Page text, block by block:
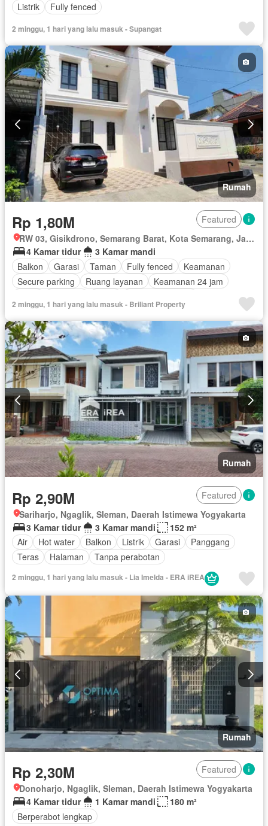
Listrik
Fully fenced
2 minggu, 1 hari yang lalu masuk - Supangat
Rumah
Rp 1,80M
Featured
RW 03, Gisikdrono, Semarang Barat, Kota Semarang, Jawa Tengah
4 Kamar tidur
3 Kamar mandi
Balkon
Garasi Taman Fully fenced
Keamanan
Secure parking
Ruang layanan
Keamanan 24 jam
2 minggu, 1 hari yang lalu masuk - Briliant Property
Rumah
Rp 2,90M
Featured
Sariharjo, Ngaglik, Sleman, Daerah Istimewa Yogyakarta
3 Kamar tidur
3 Kamar mandi
152 m²
Air
Hot water Balkon Listrik Garasi
Panggang
Teras
Halaman Tanpa perabotan
2 minggu, 1 hari yang lalu masuk - Lia Imelda - ERA iREA
Rumah
Rp 2,30M
Featured
Donoharjo, Ngaglik, Sleman, Daerah Istimewa Yogyakarta
4 Kamar tidur
1 Kamar mandi
180 m²
Berperabot lengkap